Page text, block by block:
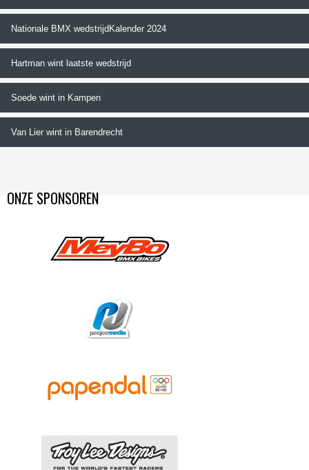
Nationale BMX wedstrijdKalender 2024
Hartman wint laatste wedstrijd
Soede wint in Kampen
Van Lier wint in Barendrecht
ONZE SPONSOREN